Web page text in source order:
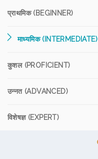
प्राथमिक (BEGINNER)
माध्यमिक (INTERMEDIATE)
कुशल (PROFICIENT)
उन्नत (ADVANCED)
विशेषज्ञ (EXPERT)